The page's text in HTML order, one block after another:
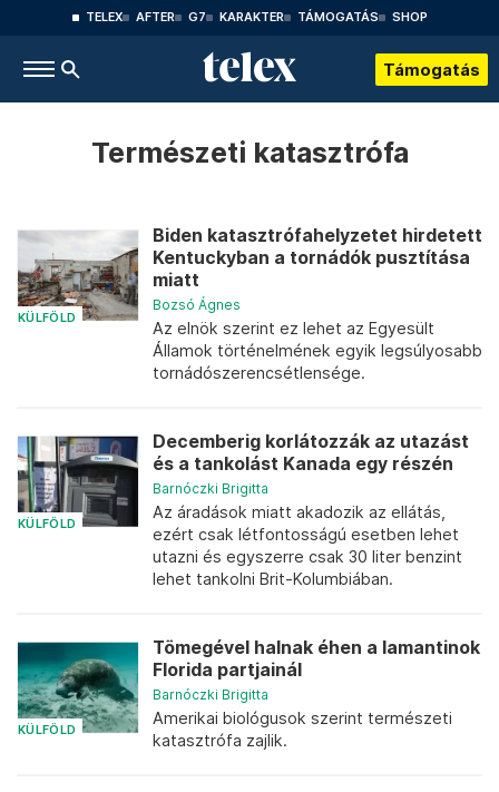
TELEX AFTER G7 KARAKTER TÁMOGATÁS SHOP
Támogatás
Természeti katasztrófa
KÜLFÖLD
Biden katasztrófahelyzetet hirdetett
Kentuckyban a tornádók pusztítása
miatt
Bozsó Ágnes
Az elnök szerint ez lehet az Egyesült
Államok történelmének egyik legsúlyosabb
tornádószerencsétlensége.
KÜLFÖLD
Decemberig korlátozzák az utazást
és a tankolást Kanada egy részén
Barnóczki Brigitta
Az áradások miatt akadozik az ellátás,
ezért csak létfontosságú esetben lehet
utazni és egyszerre csak 30 liter benzint
lehet tankolni Brit-Kolumbiában.
KÜLFÖLD
Tömegével halnak éhen a lamantinok
Florida partjainál
Barnóczki Brigitta
Amerikai biológusok szerint természeti
katasztrófa zajlik.